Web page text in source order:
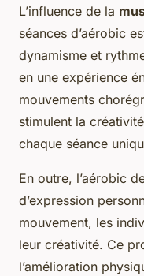
L’influence de la
séances d’aérobic
dynamisme et
en une expérience
mouvements
stimulent la
chaque séance
En outre, l’aérobic
d’expression
mouvement, les
leur créativité. Ce
l’amélioration